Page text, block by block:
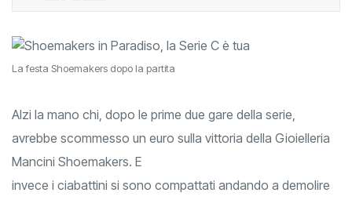
La festa Shoemakers dopo la partita
Alzi la mano chi, dopo le prime due gare della serie,
avrebbe scommesso un euro sulla vittoria della Gioielleria
Mancini Shoemakers. E
invece i ciabattini si sono compattati andando a demolire